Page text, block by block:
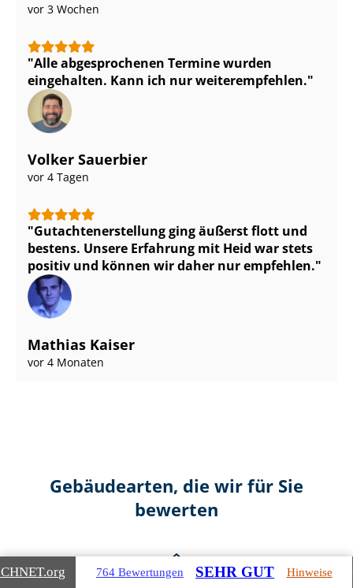
vor 3 Wochen
Alle abgesprochenen Termine wurden
eingehalten. Kann ich nur weiterempfehlen.
Volker Sauerbier
vor 4 Tagen
Gut­ach­ten­er­stel­lung ging äußerst flott und
bestens. Unsere Erfahrung mit Heid war stets
positiv und können wir daher nur empfehlen.
Mathias Kaiser
vor 4 Monaten
Gebäudearten, die wir für Sie
bewerten
.org 764 Bewertungen SEHR GUT Hinweise